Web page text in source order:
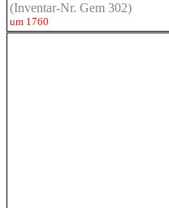
(Inventar-Nr. Gem 302)
um 1760